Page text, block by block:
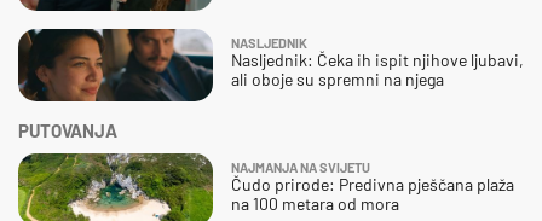
NASLJEDNIK
Nasljednik: Čeka ih ispit njihove ljubavi,
ali oboje su spremni na njega
PUTOVANJA
NAJMANJA NA SVIJETU
Čudo prirode: Predivna pješčana plaža
na 100 metara od mora